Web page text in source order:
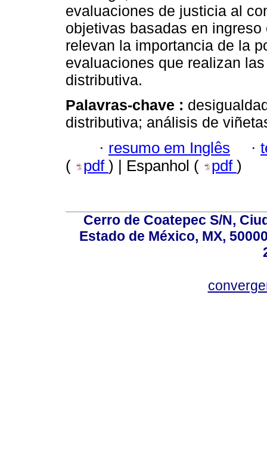
evaluaciones de justicia al
objetivas basadas en
relevan la importancia de la
evaluaciones que realizan
distributiva.
Palavras-chave :
distributiva; análisis de
· resumo em Inglês ·
(
pdf ) | Espanhol ( pdf )
Cerro de Coatepec S/N,
Estado de México, MX,